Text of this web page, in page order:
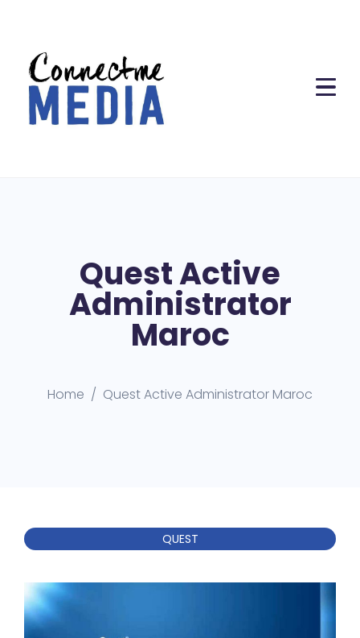
Quest Active
Administrator
Maroc
Home Quest Active Administrator Maroc
QUEST